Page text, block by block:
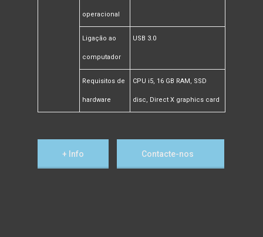
operacional
Ligação ao
computador
USB 3.0
Requisitos de
hardware
CPU i5, 16 GB RAM, SSD
disc, Direct X graphics card
+ Info Contacte-nos